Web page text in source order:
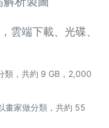
雲端下載、光碟、
類，共約 9 GB，2,000
畫家做分類，共約 55